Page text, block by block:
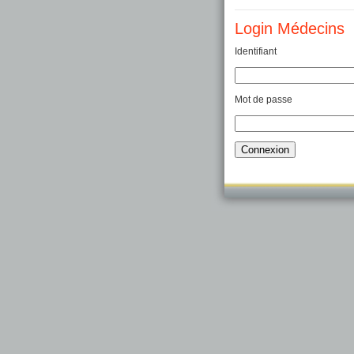
Login Médecins
Identifiant
Mot de passe